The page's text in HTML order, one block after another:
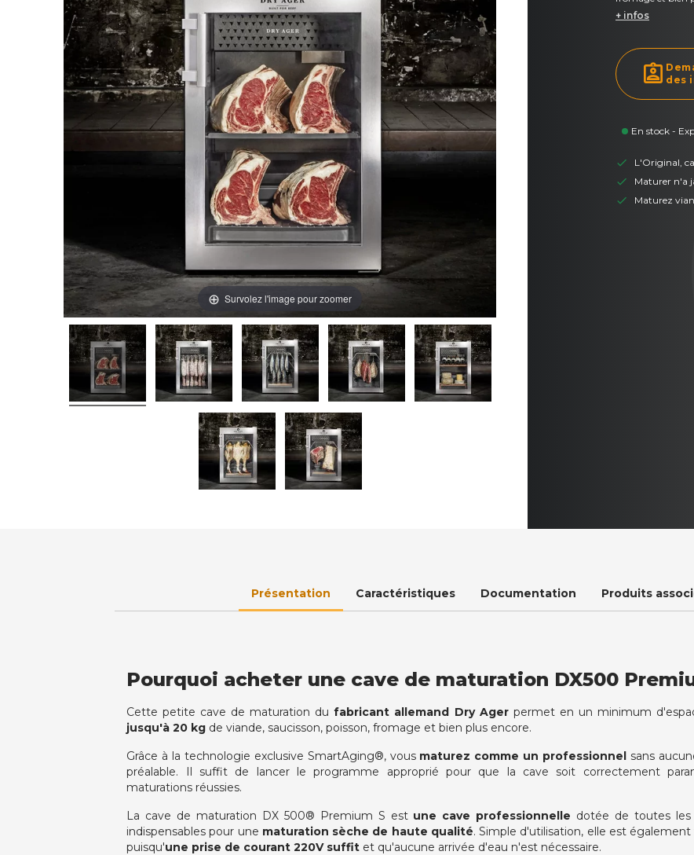
Survolez l'image pour zoomer
+ infos
assignment_ind des
En stock -
L'Original,
Maturer n'a
Maturez
Présentation Caractéristiques Documentation Produits
Pourquoi acheter une cave de maturation DX500
Cette petite cave de maturation dufabricant allemand Dry Agerpermet en un minimum
jusqu'à 20 kg de viande, saucisson, poisson, fromage et bien plus encore.
Grâce à la technologie exclusive SmartAging®, vous maturez comme un professionnel sans
préalable. Il suffit de lancer le programme approprié pour que la cave soit correctement
maturations réussies.
La cave de maturation DX 500® Premium S est une cave professionnelle dotée de toutes les
indispensables pour une maturation sèche de haute qualité. Simple d'utilisation, elle est également
puisqu'une prise de courant 220V suffit et qu'aucune arrivée d'eau n'est nécessaire.